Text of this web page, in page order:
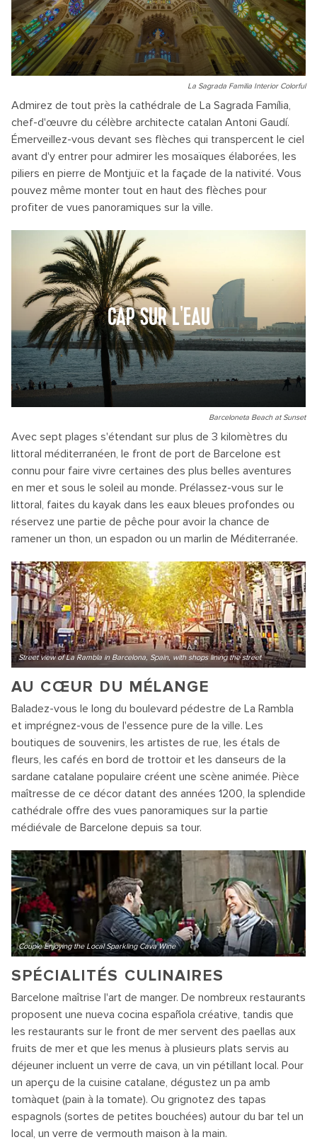
La Sagrada Familia Interior Colorful
Admirez de tout près la cathédrale de La Sagrada Família,
chef-d'œuvre du célèbre architecte catalan Antoni Gaudí.
Émerveillez-vous devant ses flèches qui transpercent le ciel
avant d'y entrer pour admirer les mosaïques élaborées, les
piliers en pierre de Montjuïc et la façade de la nativité. Vous
pouvez même monter tout en haut des flèches pour
profiter de vues panoramiques sur la ville.
CAP SUR L'EAU
Barceloneta Beach at Sunset
Avec sept plages s'étendant sur plus de 3 kilomètres du
littoral méditerranéen, le front de port de Barcelone est
connu pour faire vivre certaines des plus belles aventures
en mer et sous le soleil au monde. Prélassez-vous sur le
littoral, faites du kayak dans les eaux bleues profondes ou
réservez une partie de pêche pour avoir la chance de
ramener un thon, un espadon ou un marlin de Méditerranée.
Street view of La Rambla in Barcelona, Spain, with shops lining the street
AU CŒUR DU MÉLANGE
Baladez-vous le long du boulevard pédestre de La Rambla
et imprégnez-vous de l'essence pure de la ville. Les
boutiques de souvenirs, les artistes de rue, les étals de
fleurs, les cafés en bord de trottoir et les danseurs de la
sardane catalane populaire créent une scène animée. Pièce
maîtresse de ce décor datant des années 1200, la splendide
cathédrale offre des vues panoramiques sur la partie
médiévale de Barcelone depuis sa tour.
Couple Enjoying the Local Sparkling Cava Wine
SPÉCIALITÉS CULINAIRES
Barcelone maîtrise l'art de manger. De nombreux restaurants
proposent une nueva cocina española créative, tandis que
les restaurants sur le front de mer servent des paellas aux
fruits de mer et que les menus à plusieurs plats servis au
déjeuner incluent un verre de cava, un vin pétillant local. Pour
un aperçu de la cuisine catalane, dégustez un pa amb
tomàquet (pain à la tomate). Ou grignotez des tapas
espagnols (sortes de petites bouchées) autour du bar tel un
local, un verre de vermouth maison à la main.